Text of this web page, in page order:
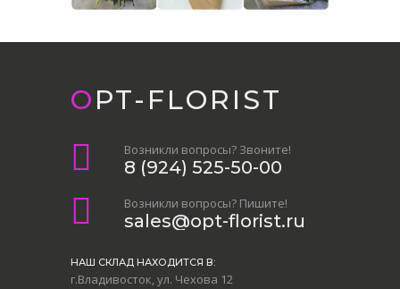
OPT-FLORIST
Возникли вопросы? Звоните!
8 (924) 525-50-00
Возникли вопросы? Пишите!
sales@opt-florist.ru
НАШ СКЛАД НАХОДИТСЯ В:
г.Владивосток, ул. Чехова 12